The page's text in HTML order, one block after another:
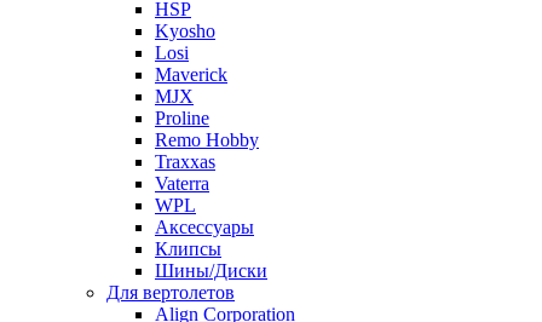
HSP
Kyosho
Losi
Maverick
MJX
Proline
Remo Hobby
Traxxas
Vaterra
WPL
Аксессуары
Клипсы
Шины/Диски
Для вертолетов
Align Corporation